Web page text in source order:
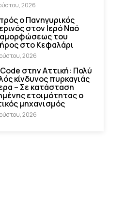
2026
ο Πανηγυρικός
στον Ιερό Ναό
του
στο Κεφαλάρι
2026
στην Αττική: Πολύ
κίνδυνος πυρκαγιάς
– Σε κατάσταση
ετοιμότητας ο
μηχανισμός
2026